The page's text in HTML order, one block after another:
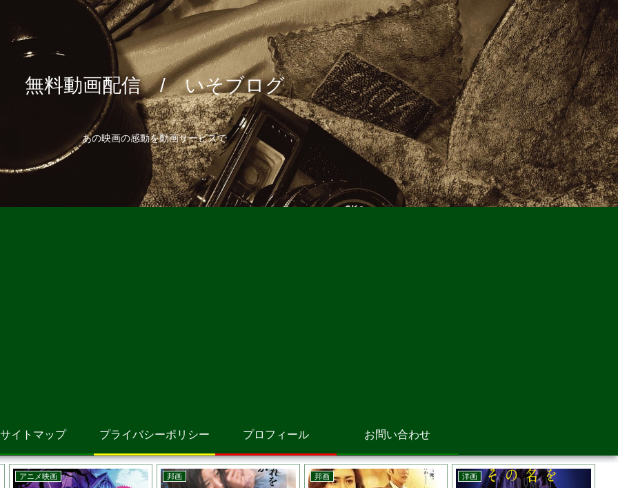
無料動画配信 / いそブログ
あの映画の感動を動画サービスで
サイトマップ プライバシーポリシー プロフィール お問い合わせ
ニメ映画 洋画 洋画